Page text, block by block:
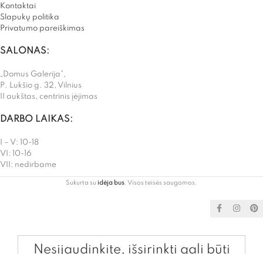
Kontaktai
Slapukų politika
Privatumo pareiškimas
SALONAS:
„Domus Galerija”,
P. Lukšio g. 32, Vilnius
II aukštas, centrinis įėjimas
DARBO LAIKAS:
I – V: 10-18
VI: 10-16
VII: nedirbame
Sukurta su idėja bus. Visos teisės saugomos.
Nesijaudinkite, išsirinkti gali būti